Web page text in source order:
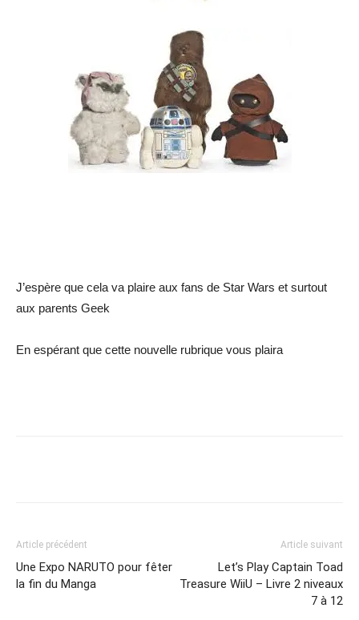
J’espère que cela va plaire aux fans de Star Wars et surtout
aux parents Geek
En espérant que cette nouvelle rubrique vous plaira
Article précédent
Une Expo NARUTO pour fêter
la fin du Manga
Article suivant
Let’s Play Captain Toad
Treasure WiiU – Livre 2 niveaux
7 à 12